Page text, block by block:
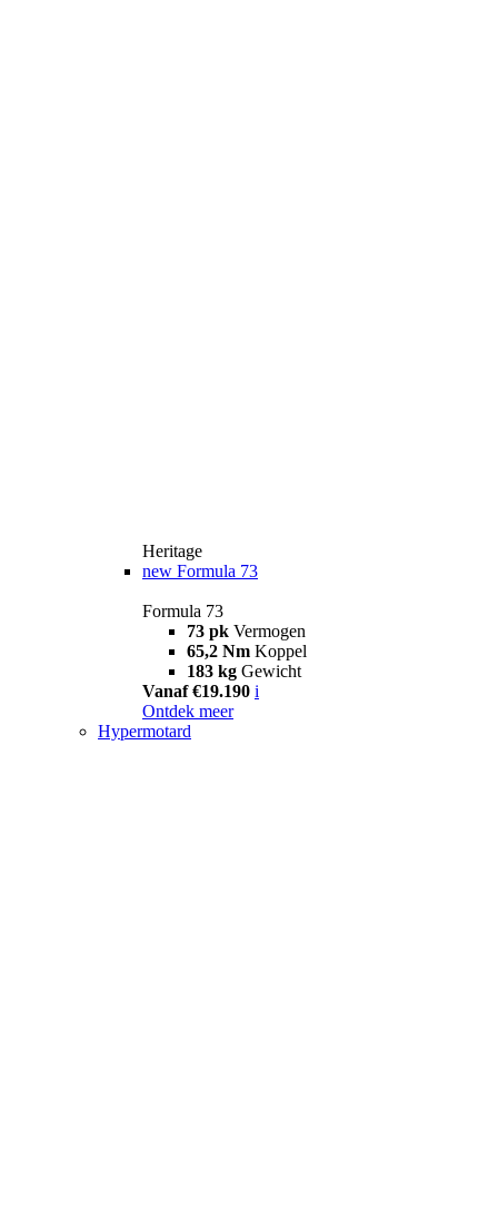
Heritage
new Formula 73
Formula 73
73 pk Vermogen
65,2 Nm Koppel
183 kg Gewicht
Vanaf €19.190 i
Ontdek meer
Hypermotard